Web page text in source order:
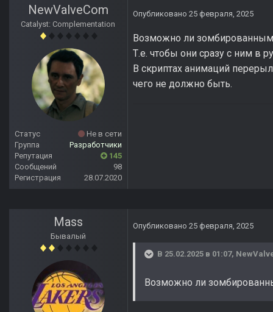
NewValveCom
Catalyst: Complementation
Статус
Не в сети
Группа
Разработчики
Репутация
145
Сообщений
98
Регистрация
28.07.2020
Опубликовано 25 февраля, 2025
Возможно ли
Т.е. чтобы они сразу с ним в
В скриптах анимаций
чего не должно быть.
Mass
Бывалый
Опубликовано 25 февраля, 2025
В 25.02.2025 в 01:07,
Возможно ли